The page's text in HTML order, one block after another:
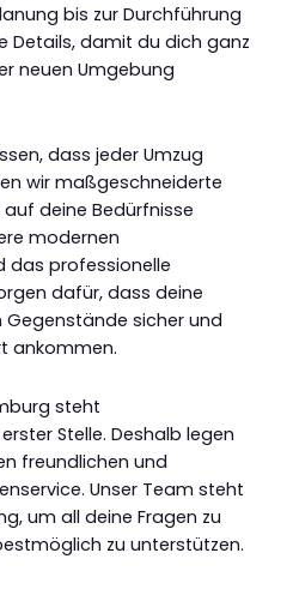
bis zur Durchführung
Details, damit du dich ganz
neuen Umgebung
dass jeder Umzug
wir maßgeschneiderte
deine Bedürfnisse
modernen
das professionelle
dafür, dass deine
Gegenstände sicher und
ankommen.
steht
Stelle. Deshalb legen
freundlichen und
Unser Team steht
um all deine Fragen zu
zu unterstützen.